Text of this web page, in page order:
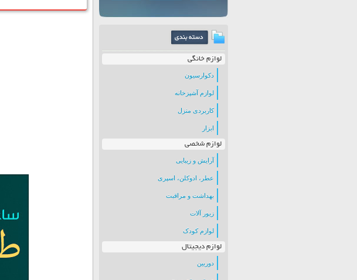
لوازم خانگی
دکوارسیون
لوازم آشپزخانه
کاربردی منزل
ابزار
لوازم شخصی
آرایش و زیبایی
عطر، ادوکلن، اسپری
بهداشت و مراقبت
زیور آلات
لوازم کودک
لوازم دیجیتال
دوربین